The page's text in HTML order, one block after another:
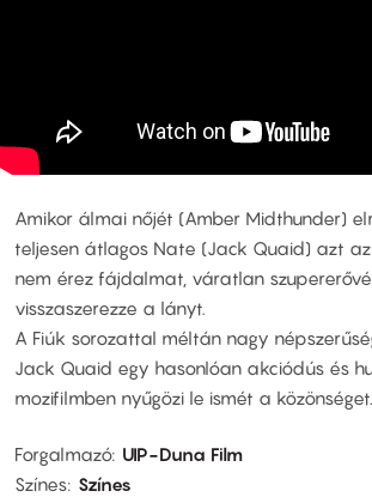
Amikor álmai nőjét (Amber Midthunder)
teljesen átlagos Nate (Jack Quaid) azt
nem érez fájdalmat, váratlan
visszaszerezze a lányt.
A Fiúk sorozattal méltán nagy
Jack Quaid egy hasonlóan akciódús és
mozifilmben nyűgözi le ismét a közönséget.
Forgalmazó UIP-Duna Film
Színes Színes